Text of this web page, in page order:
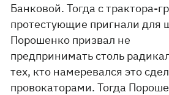
Банковой. Тогда с трактора-
протестующие пригнали для
Порошенко призвал не
предпринимать столь
тех, кто намеревался это
провокаторами. Тогда